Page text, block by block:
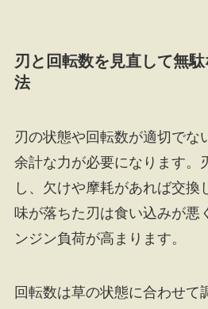
刃と回転数を見直して無
法
刃の状態や回転数が適切でな
余計な力が必要になります。
し、欠けや摩耗があれば交換
味が落ちた刃は食い込みが悪
ンジン負荷が高まります。
回転数は草の状態に合わせて